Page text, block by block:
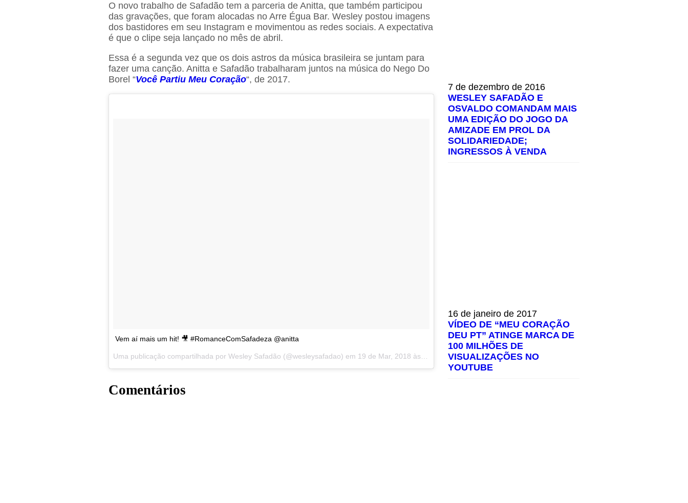
O novo trabalho de Safadão tem a parceria de Anitta, que também participou
das gravações, que foram alocadas no Arre Égua Bar. Wesley postou imagens
dos bastidores em seu Instagram e movimentou as redes sociais. A expectativa
é que o clipe seja lançado no mês de abril.
Essa é a segunda vez que os dois astros da música brasileira se juntam para
fazer uma canção. Anitta e Safadão trabalharam juntos na música do Nego Do
Borel “Você Partiu Meu Coração“, de 2017.
Vem aí mais um hit! 🎥 #RomanceComSafadeza @anitta
Uma publicação compartilhada por Wesley Safadão (@wesleysafadao) em 19 de Mar, 2018 às 11:00 PDT
Comentários
7 de dezembro de 2016
WESLEY SAFADÃO E
OSVALDO COMANDAM MAIS
UMA EDIÇÃO DO JOGO DA
AMIZADE EM PROL DA
SOLIDARIEDADE;
INGRESSOS À VENDA
16 de janeiro de 2017
VÍDEO DE “MEU CORAÇÃO
DEU PT” ATINGE MARCA DE
100 MILHÕES DE
VISUALIZAÇÕES NO
YOUTUBE